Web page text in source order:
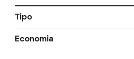
Tipo
Economia